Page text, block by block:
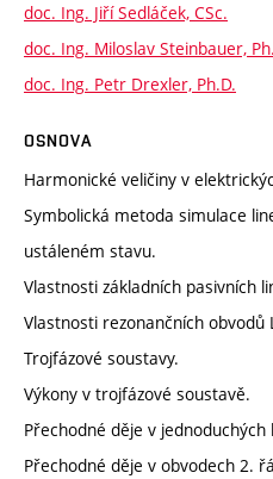
doc. Ing. Jiří Sedláček, CSc.
doc. Ing. Miloslav Steinbauer,
doc. Ing. Petr Drexler, Ph.D.
OSNOVA
Harmonické veličiny v
Symbolická metoda simulace
ustáleném stavu.
Vlastnosti základních pasivních
Vlastnosti rezonančních obvodů
Trojfázové soustavy.
Výkony v trojfázové soustavě.
Přechodné děje v jednoduchých
Přechodné děje v obvodech 2.